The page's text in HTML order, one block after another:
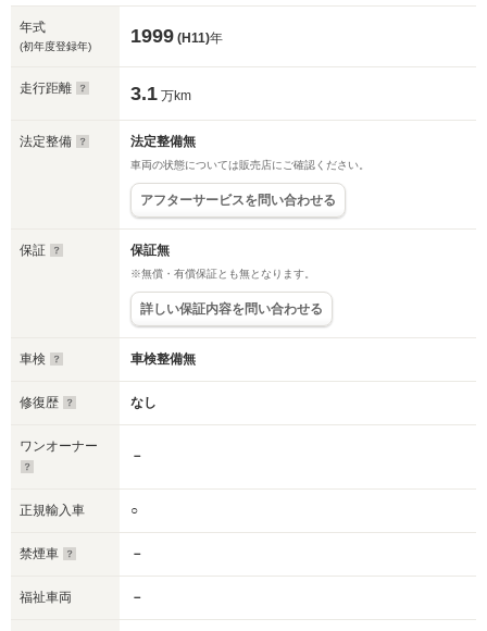
年式
(初年度登録年) 1999 (H11)年
走行距離 3.1 万km
法定整備 法定整備無
車両の状態については販売店にご確認ください。
アフターサービスを問い合わせる
保証 保証無
※無償・有償保証とも無となります。
詳しい保証内容を問い合わせる
車検 車検整備無
修復歴 なし
ワンオーナー
－
正規輸入車 ○
禁煙車 －
福祉車両 －